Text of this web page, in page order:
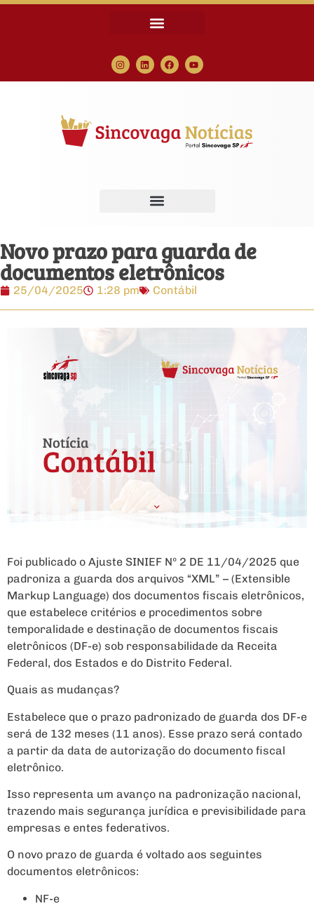
Novo prazo para guarda de
documentos eletrônicos
25/04/2025 1:28 pm Contábil
Foi publicado o Ajuste SINIEF Nº 2 DE 11/04/2025 que
padroniza a guarda dos arquivos “XML” – (Extensible
Markup Language) dos documentos fiscais eletrônicos,
que estabelece critérios e procedimentos sobre
temporalidade e destinação de documentos fiscais
eletrônicos (DF-e) sob responsabilidade da Receita
Federal, dos Estados e do Distrito Federal.
Quais as mudanças?
Estabelece que o prazo padronizado de guarda dos DF-e
será de 132 meses (11 anos). Esse prazo será contado
a partir da data de autorização do documento fiscal
eletrônico.
Isso representa um avanço na padronização nacional,
trazendo mais segurança jurídica e previsibilidade para
empresas e entes federativos.
O novo prazo de guarda é voltado aos seguintes
documentos eletrônicos:
NF-e